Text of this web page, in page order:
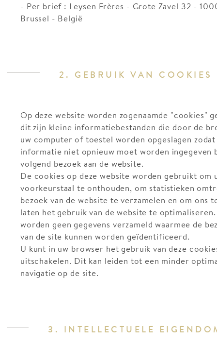
- Per brief : Leysen Frères - Grote Zavel 32 -
Brussel - België
2. GEBRUIK VAN COOKIES
Op deze website worden zogenaamde "cookies"
dit zijn kleine informatiebestanden die door de
uw computer of toestel worden opgeslagen
informatie niet opnieuw moet worden ingegeven
volgend bezoek aan de website.
De cookies op deze website worden gebruikt om
voorkeurstaal te onthouden, om statistieken
bezoek van de website te verzamelen en om ons
laten het gebruik van de website te
worden geen gegevens verzameld waarmee de
van de site kunnen worden geïdentificeerd.
U kunt in uw browser het gebruik van deze
uitschakelen. Dit kan leiden tot een minder
navigatie op de site.
3. INTELLECTUELE